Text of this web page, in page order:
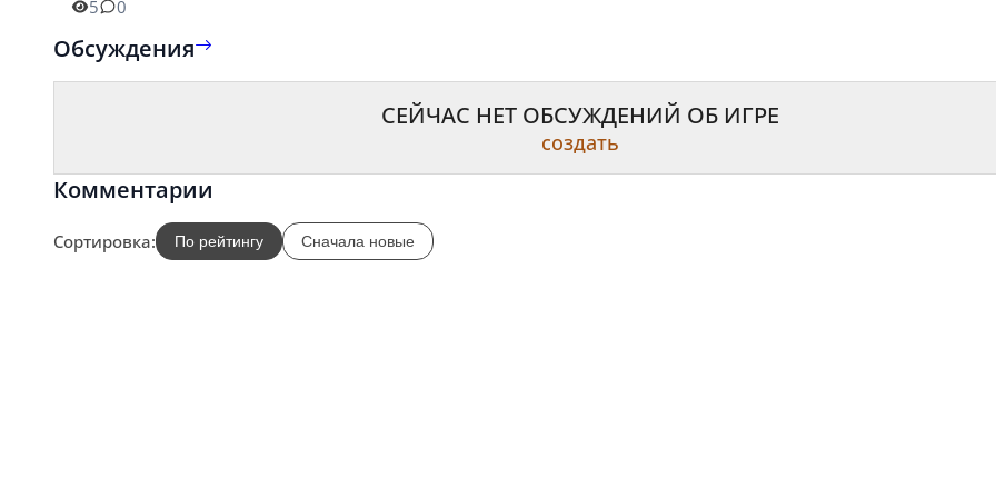
5 0
Обсуждения
СЕЙЧАС НЕТ ОБСУЖДЕНИЙ ОБ ИГРЕ
создать
Комментарии
Сортировка: По рейтингу Сначала новые